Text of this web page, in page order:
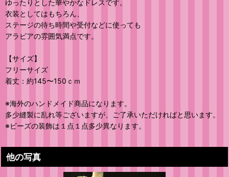
ゆったりとした華やかなドレスです。
衣装としてはもちろん、
ステージの待ち時間や受付などに使っても
アラビアの雰囲気満点です。
【サイズ】
フリーサイズ
着丈：約145〜150ｃｍ
※海外のハンドメイド商品になります。
多少縫製に乱れ等ございますが、ご了承いただければと思います。
※ビーズの装飾は１点１点多少異なります。
他の写真